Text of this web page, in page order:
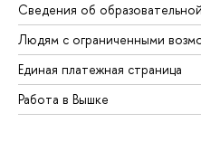
Сведения об
Людям с ограниченными
Единая платежная страница
Работа в Вышке